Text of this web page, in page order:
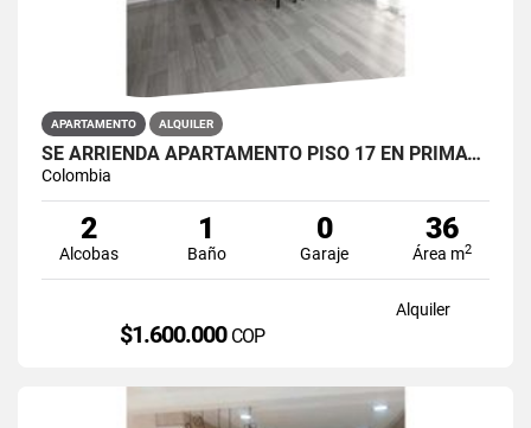
APARTAMENTO ALQUILER
SE ARRIENDA APARTAMENTO PISO 17 EN PRIMAVERA 6-39 PUENTE ARANDA
Colombia
2
Alcobas
1
Baño
0
Garaje
36
Área m2
Alquiler
$1.600.000 COP